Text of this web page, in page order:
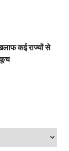
कई राज्यों से
कूच